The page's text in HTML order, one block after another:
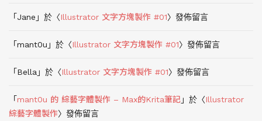
「 Jane 」於〈Illustrator 文字方塊製作 #01〉發佈留言
「mant0u 」於〈Illustrator 文字方塊製作 #01〉發佈留言
「 Bella」於〈Illustrator 文字方塊製作 #01〉發佈留言
「mant0u 的 綜藝字體製作 – Max的Krita筆記」於〈Illustrator
綜藝字體製作〉發佈留言